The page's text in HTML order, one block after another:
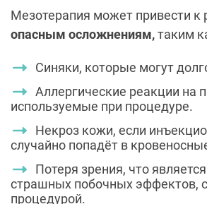
Мезотерапия может привести к
опасным осложнениям,таким
Синяки, которые могут
Аллергические реакции на
используемые при процедуре.
Некроз кожи, если
случайно попадёт в
Потеря зрения, что
страшных побочных эффектов,
процедурой.